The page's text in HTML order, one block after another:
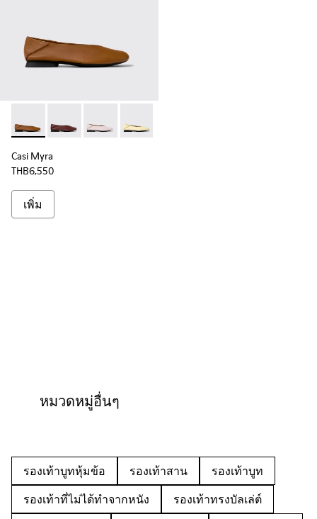
Casi Myra - K201253-041 - รองเท้าบัลเลริน่าหนังสีน้ําตาลสํา
Casi Myra - K201253-048
Casi Myra - K201253-047
Casi Myra - K201253-046
Casi Myra
THB6,550
เพิ่ม
หมวดหมู่อื่นๆ
รองเท้าบูทหุ้มข้อ รองเท้าสาน
รองเท้าบูท
รองเท้าที่ไม่ได้ทำจากหนัง
รองเท้าทรงบัลเล่ต์